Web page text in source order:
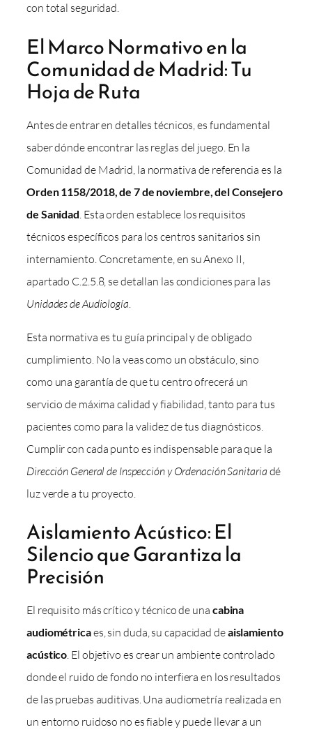
con total seguridad.
El Marco Normativo en la
Comunidad de Madrid: Tu
Hoja de Ruta
Antes de entrar en detalles técnicos, es fundamental
saber dónde encontrar las reglas del juego. En la
Comunidad de Madrid, la normativa de referencia es la
Orden 1158/2018, de 7 de noviembre, del Consejero
de Sanidad . Esta orden establece los requisitos
técnicos específicos para los centros sanitarios sin
internamiento. Concretamente, en su Anexo II,
apartado C.2.5.8, se detallan las condiciones para las
Unidades de Audiología
Esta normativa es tu guía principal y de obligado
cumplimiento. No la veas como un obstáculo, sino
como una garantía de que tu centro ofrecerá un
servicio de máxima calidad y fiabilidad, tanto para tus
pacientes como para la validez de tus diagnósticos.
Cumplir con cada punto es indispensable para que la
Dirección General de Inspección y Ordenación Sanitaria dé
luz verde a tu proyecto.
Aislamiento Acústico: El
Silencio que Garantiza la
Precisión
El requisito más crítico y técnico de una cabina
audiométricaes, sin duda, su capacidad deaislamiento
acústico. El objetivo es crear un ambiente controlado
donde el ruido de fondo no interfiera en los resultados
de las pruebas auditivas. Una audiometría realizada en
un entorno ruidoso no es fiable y puede llevar a un